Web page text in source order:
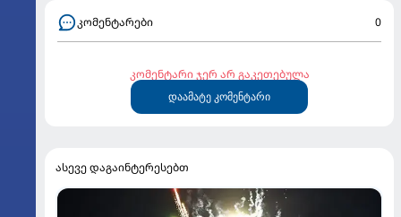
კომენტარები 0
კომენტარი ჯერ არ გაკეთებულა
დაამატე კომენტარი
ასევე დაგაინტერესებთ